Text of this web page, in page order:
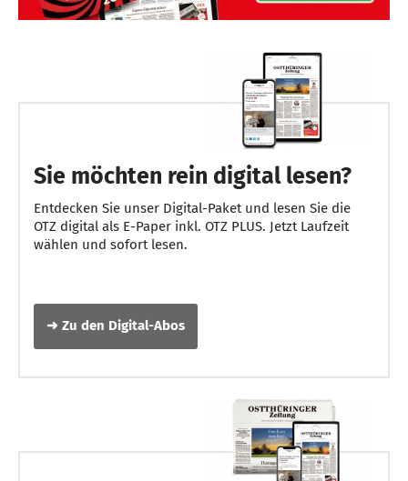
Sie möchten rein digital lesen?
Entdecken Sie unser Digital-Paket und lesen Sie die
OTZ digital als E-Paper inkl. OTZ PLUS. Jetzt Laufzeit
wählen und sofort lesen.
➜ Zu den Digital-Abos